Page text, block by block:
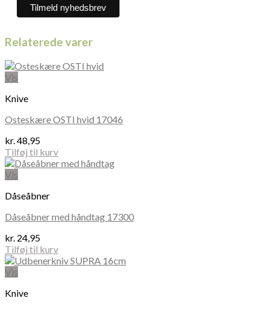
Relaterede varer
Vis
Knive
Osteskære OSTI hvid 17046
kr. 48,95
Tilføj til kurv
Vis
Dåseåbner
Dåseåbner med håndtag 17300
kr. 24,95
Tilføj til kurv
Vis
Knive